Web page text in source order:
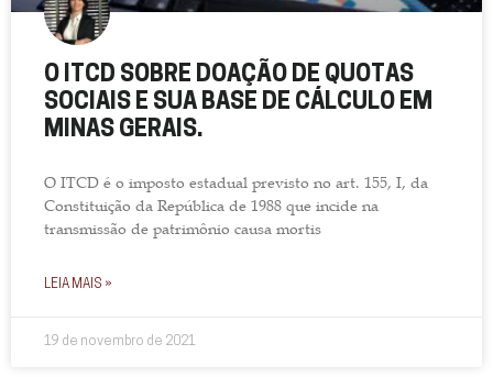
O ITCD SOBRE DOAÇÃO DE QUOTAS
SOCIAIS E SUA BASE DE CÁLCULO EM
MINAS GERAIS.
O ITCD é o imposto estadual previsto no art. 155, I, da
Constituição da República de 1988 que incide na
transmissão de patrimônio causa mortis
LEIA MAIS »
19 de novembro de 2021